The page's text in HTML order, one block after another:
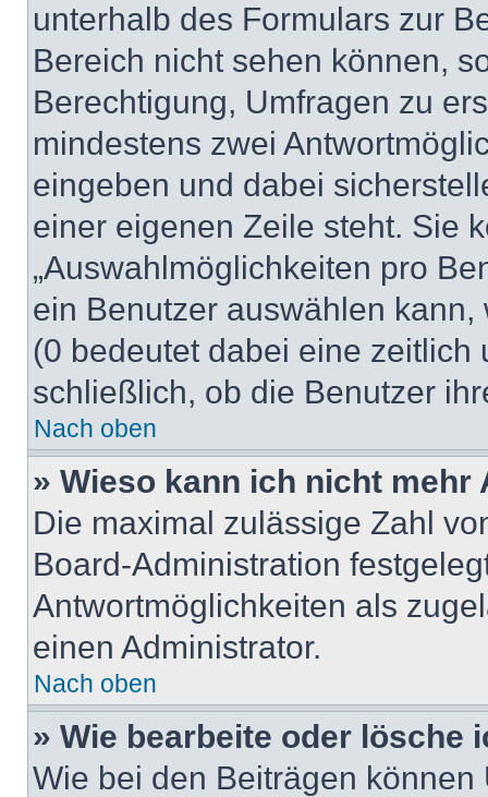
unterhalb des Formulars zur
Bereich nicht sehen können,
Berechtigung, Umfragen zu
mindestens zwei
eingeben und dabei
einer eigenen Zeile steht. Sie
„Auswahlmöglichkeiten pro
ein Benutzer auswählen
(0 bedeutet dabei eine
schließlich, ob die Benutzer
Nach oben
» Wieso kann ich nicht
Die maximal zulässige Zahl
Board-Administration
Antwortmöglichkeiten als
einen Administrator.
Nach oben
» Wie bearbeite oder lösche
Wie bei den Beiträgen